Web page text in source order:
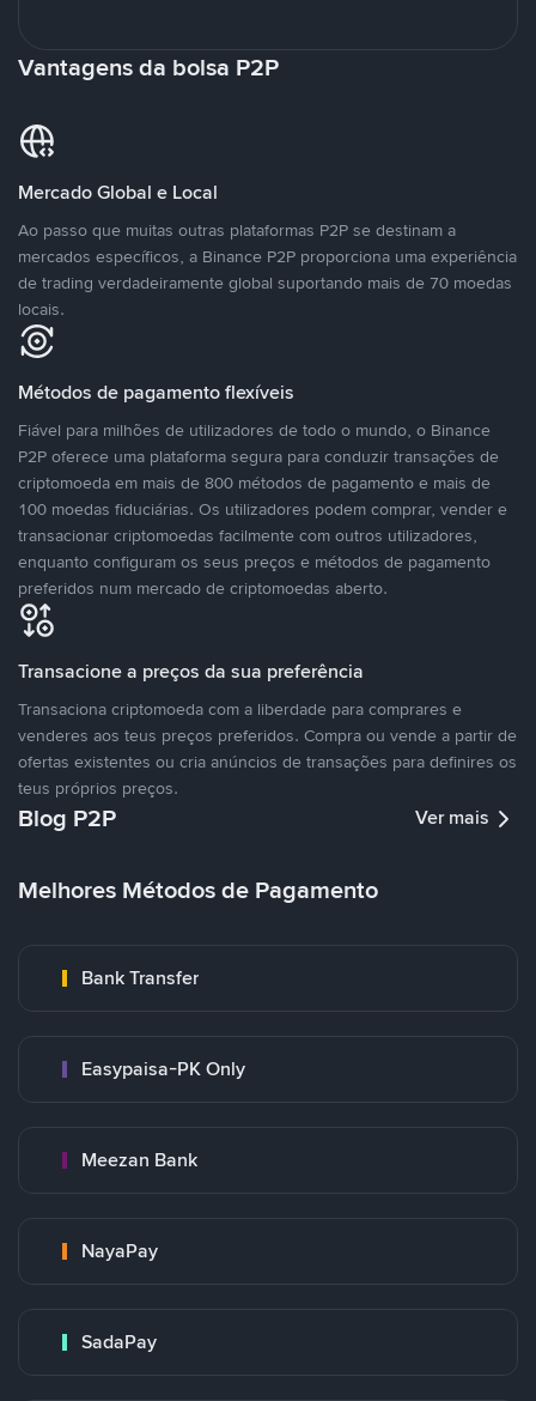
Vantagens da bolsa P2P
Mercado Global e Local
Ao passo que muitas outras plataformas P2P se destinam a
mercados específicos, a Binance P2P proporciona uma experiência
de trading verdadeiramente global suportando mais de 70 moedas
locais.
Métodos de pagamento flexíveis
Fiável para milhões de utilizadores de todo o mundo, o Binance
P2P oferece uma plataforma segura para conduzir transações de
criptomoeda em mais de 800 métodos de pagamento e mais de
100 moedas fiduciárias. Os utilizadores podem comprar, vender e
transacionar criptomoedas facilmente com outros utilizadores,
enquanto configuram os seus preços e métodos de pagamento
preferidos num mercado de criptomoedas aberto.
Transacione a preços da sua preferência
Transaciona criptomoeda com a liberdade para comprares e
venderes aos teus preços preferidos. Compra ou vende a partir de
ofertas existentes ou cria anúncios de transações para definires os
teus próprios preços.
Blog P2P Ver mais
Melhores Métodos de Pagamento
Bank Transfer
Easypaisa-PK Only
Meezan Bank
NayaPay
SadaPay